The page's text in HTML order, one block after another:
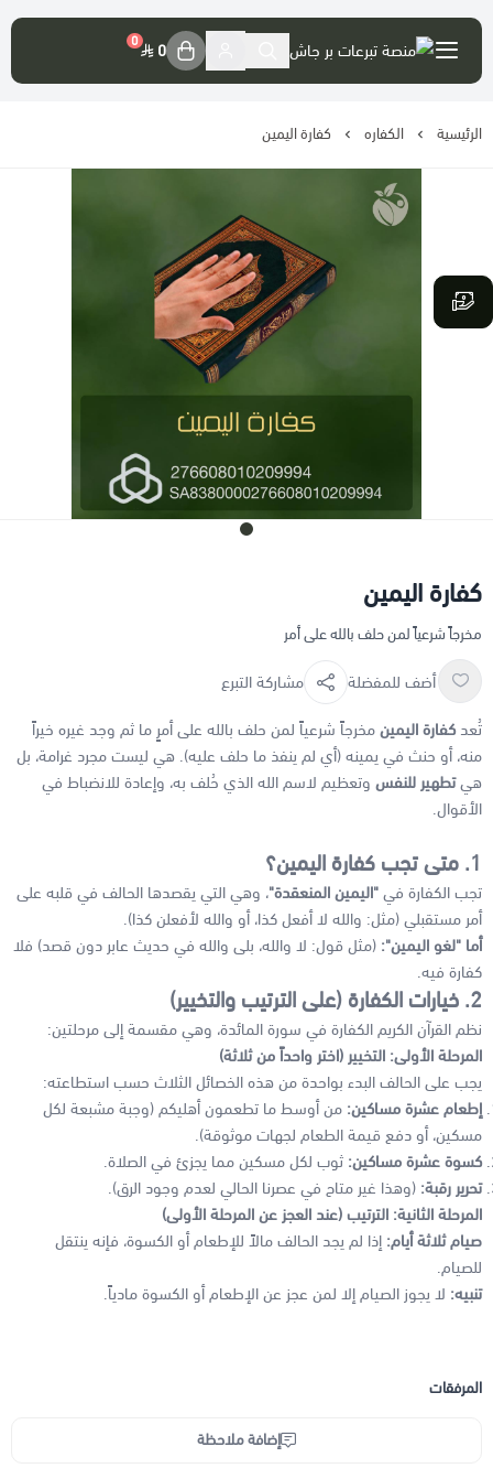
العربية |
تسجيل الدخول
موقع الجمعية الرسمي
حسابات الجمعية
0 0
الرئيسية الكفاره كفارة اليمين
كفارة اليمين
مخرجاً شرعياً لمن حلف بالله على أمر
أضف للمفضلة
مشاركة التبرع
تُعدكفارة اليمينمخرجاً شرعياً لمن حلف بالله على أمرٍ ما ثم وجد غيره خيراً
منه، أو حنث في يمينه (أي لم ينفذ ما حلف عليه). هي ليست مجرد غرامة، بل
هيتطهير للنفس وتعظيم لاسم الله الذي حُلف به، وإعادة للانضباط في
الأقوال.
1. متى تجب كفارة اليمين؟
تجب الكفارة في"اليمين المنعقدة"، وهي التي يقصدها الحالف في قلبه على
أمر مستقبلي (مثل: والله لا أفعل كذا، أو والله لأفعلن كذا).
أما "لغو اليمين": (مثل قول: لا والله، بلى والله في حديث عابر دون قصد) فلا
كفارة فيه.
2. خيارات الكفارة (على الترتيب والتخيير)
نظم القرآن الكريم الكفارة في سورة المائدة، وهي مقسمة إلى مرحلتين:
المرحلة الأولى: التخيير (اختر واحداً من ثلاثة)
يجب على الحالف البدء بواحدة من هذه الخصائل الثلاث حسب استطاعته:
إطعام عشرة مساكين: من أوسط ما تطعمون أهليكم (وجبة مشبعة لكل
مسكين، أو دفع قيمة الطعام لجهات موثوقة).
كسوة عشرة مساكين: ثوب لكل مسكين مما يجزئ في الصلاة.
تحرير رقبة: (وهذا غير متاح في عصرنا الحالي لعدم وجود الرق).
المرحلة الثانية: الترتيب (عند العجز عن المرحلة الأولى)
صيام ثلاثة أيام: إذا لم يجد الحالف مالاً للإطعام أو الكسوة، فإنه ينتقل
للصيام.
تنبيه: لا يجوز الصيام إلا لمن عجز عن الإطعام أو الكسوة مادياً.
المرفقات
إضافة ملاحظة